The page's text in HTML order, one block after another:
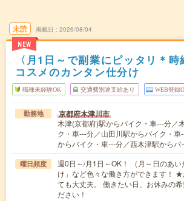
未読
NEW
掲載日 2026/08/04
〈月1日～で副業にピッタリ＊時
コスメのカンタン仕分け
職種未経験OK 交通費別途支給あり WEB登録
勤務地 京都府木津川市
木津(京都府)駅からバイク・車---分／
ク・車---分／山田川駅からバイク・
からバイク・車---分／西木津駅からバ
曜日頻度
週0日～/月1日～OK！ （月～日のあ
け」など色々な働き方ができます！
ても大丈夫。 働きたい日、お休みの
ださい！